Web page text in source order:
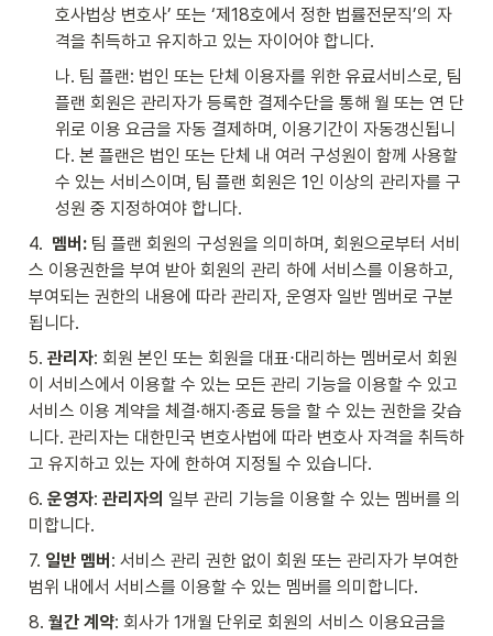
호사법상 변호사’ 또는 ‘제18호에서 정한 법률전문직’의 자
격을 취득하고 유지하고 있는 자이어야 합니다.
나. 팀 플랜: 법인 또는 단체 이용자를 위한 유료서비스로, 팀
플랜 회원은 관리자가 등록한 결제수단을 통해 월 또는 연 단
위로 이용 요금을 자동 결제하며, 이용기간이 자동갱신됩니
다. 본 플랜은 법인 또는 단체 내 여러 구성원이 함께 사용할
수 있는 서비스이며, 팀 플랜 회원은 1인 이상의 관리자를 구
성원 중 지정하여야 합니다.
4. 멤버: 팀 플랜 회원의 구성원을 의미하며, 회원으로부터 서비
스 이용권한을 부여 받아 회원의 관리 하에 서비스를 이용하고,
부여되는 권한의 내용에 따라 관리자, 운영자 일반 멤버로 구분
됩니다.
5. 관리자: 회원 본인 또는 회원을 대표⋅대리하는 멤버로서 회원
이 서비스에서 이용할 수 있는 모든 관리 기능을 이용할 수 있고
서비스 이용 계약을 체결·해지·종료 등을 할 수 있는 권한을 갖습
니다. 관리자는 대한민국 변호사법에 따라 변호사 자격을 취득하
고 유지하고 있는 자에 한하여 지정될 수 있습니다.
6. 운영자: 관리자의 일부 관리 기능을 이용할 수 있는 멤버를 의
미합니다.
7. 일반 멤버 : 서비스 관리 권한 없이 회원 또는 관리자가 부여한
범위 내에서 서비스를 이용할 수 있는 멤버를 의미합니다.
8. 월간 계약: 회사가 1개월 단위로 회원의 서비스 이용요금을